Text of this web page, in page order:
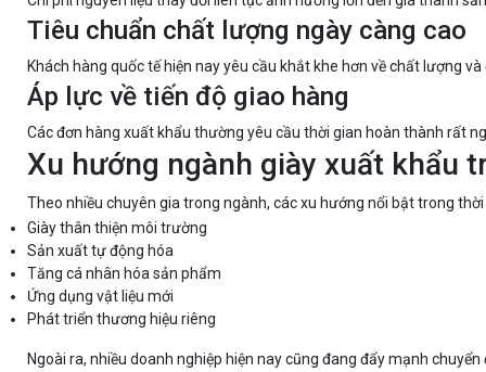
Tiêu chuẩn chất lượng ngày càng cao
Khách hàng quốc tế hiện nay yêu cầu khắt khe hơn về chất lượng
Áp lực về tiến độ giao hàng
Các đơn hàng xuất khẩu thường yêu cầu thời gian hoàn thành rất
Xu hướng ngành giày xuất khẩu
Theo nhiều chuyên gia trong ngành, các xu hướng nổi bật trong
Giày thân thiện môi trường
Sản xuất tự động hóa
Tăng cá nhân hóa sản phẩm
Ứng dụng vật liệu mới
Phát triển thương hiệu riêng
Ngoài ra, nhiều doanh nghiệp hiện nay cũng đang đẩy mạnh